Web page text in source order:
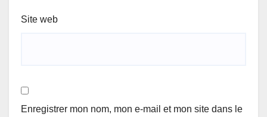
Site web
Enregistrer mon nom, mon e-mail et mon site dans le